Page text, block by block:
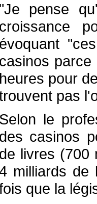
"Je pense
croissance
évoquant
casinos
heures pour
pas
Selon le
des casinos
de livres (700
milliards de
que la